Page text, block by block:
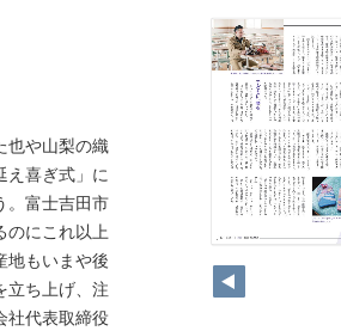
19
也や山梨の織
え喜ぎ式」に
。富士吉田市
のにこれ以上
地もいまや後
立ち上げ、注
社代表取締役